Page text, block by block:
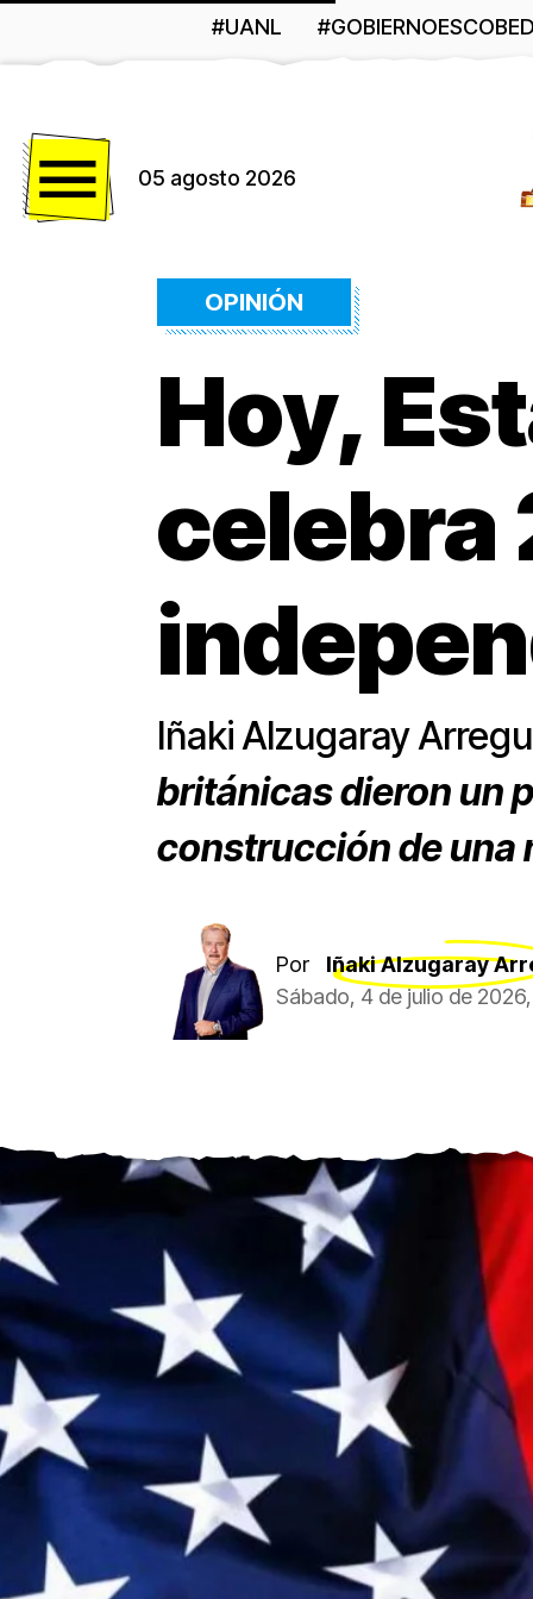
#UANL
05 agosto 2026
OPINIÓN
Hoy,
celebra
Iñaki Alzugaray
británicas dieron un
construcción de una
Por
Iñaki Alzugaray
Sábado, 4 de julio de